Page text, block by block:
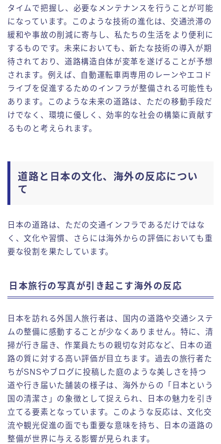
タイムで把握し、必要なメンテナンスを行うことが可能
になっています。このような技術の進化は、交通渋滞の
緩和や事故の削減に寄与し、私たちの生活をより便利に
するものです。未来においても、新たな技術の導入が期
待されており、道路構造自体が変革を遂げることが予想
されます。例えば、自動運転車両専用のレーンやエコド
ライブを促進するためのインフラが整備される可能性も
あります。このような未来の道路は、ただの移動手段だ
けでなく、環境に優しく、効率的な社会の構築に貢献す
るものと考えられます。
道路と日本の文化、海外の反応につい
て
日本の道路は、ただの交通インフラであるだけではな
く、文化や習慣、さらには海外からの評価においても重
要な役割を果たしています。
日本旅行の写真が引き起こす海外の反応
日本を訪れる外国人旅行者は、国内の道路や交通システ
ムの整備に感動することが少なくありません。特に、清
掃が行き届き、作業員たちの親切な対応など、日本の道
路の質に対する高い評価が目立ちます。過去の旅行者た
ちがSNSやブログに投稿した庭のような美しさを持つ
道や行き届いた舗装の様子は、海外からの「日本という
国の清潔さ」の象徴として捉えられ、日本の魅力を引き
立てる要素となっています。このような反応は、文化交
流や観光促進の面でも重要な意味を持ち、日本の道路の
整備が世界に与える影響が見られます。